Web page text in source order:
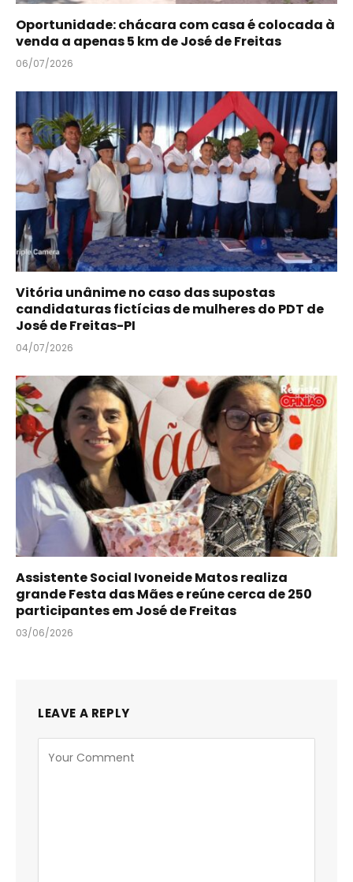
Oportunidade: chácara com casa é colocada à
venda a apenas 5 km de José de Freitas
06/07/2026
Vitória unânime no caso das supostas
candidaturas fictícias de mulheres do PDT de
José de Freitas-PI
04/07/2026
Assistente Social Ivoneide Matos realiza
grande Festa das Mães e reúne cerca de 250
participantes em José de Freitas
03/06/2026
LEAVE A REPLY